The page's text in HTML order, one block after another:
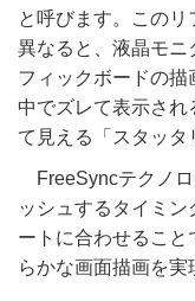
と呼びます。この
異なると、液晶モニ
フィックボードの
中でズレて表示さ
て見える「スタッタ
FreeSyncテクノ
ッシュするタイミ
ートに合わせるこ
らかな画面描画を実